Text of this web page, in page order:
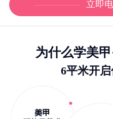
立即
为什么学美
6平米开